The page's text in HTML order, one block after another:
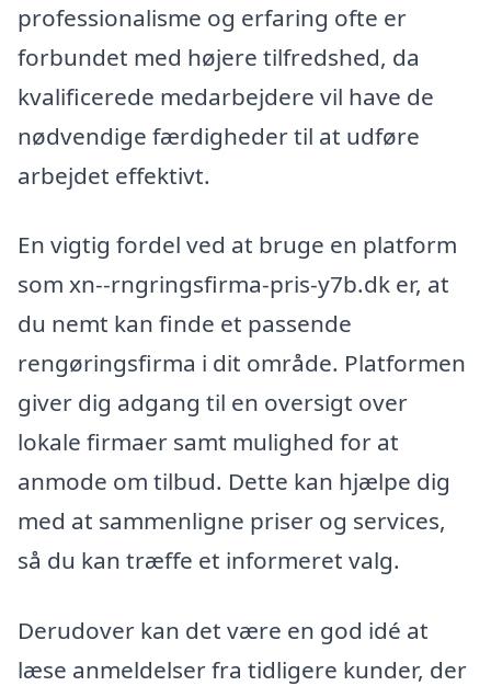
professionalisme og erfaring ofte er
forbundet med højere tilfredshed, da
kvalificerede medarbejdere vil have de
nødvendige færdigheder til at udføre
arbejdet effektivt.
En vigtig fordel ved at bruge en platform
som xn--rngringsfirma-pris-y7b.dk er, at
du nemt kan finde et passende
rengøringsfirma i dit område. Platformen
giver dig adgang til en oversigt over
lokale firmaer samt mulighed for at
anmode om tilbud. Dette kan hjælpe dig
med at sammenligne priser og services,
så du kan træffe et informeret valg.
Derudover kan det være en god idé at
læse anmeldelser fra tidligere kunder, der